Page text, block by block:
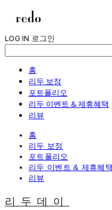
LOG IN 로그인
홈
리두 보정
포트폴리오
리두 이벤트 & 제휴혜택
리뷰
홈
리두 보정
포트폴리오
리두 이벤트 & 제휴혜택
리뷰
리두데이